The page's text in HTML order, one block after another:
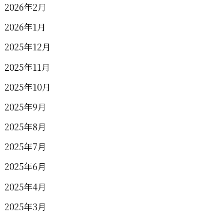
2026年2月
2026年1月
2025年12月
2025年11月
2025年10月
2025年9月
2025年8月
2025年7月
2025年6月
2025年4月
2025年3月